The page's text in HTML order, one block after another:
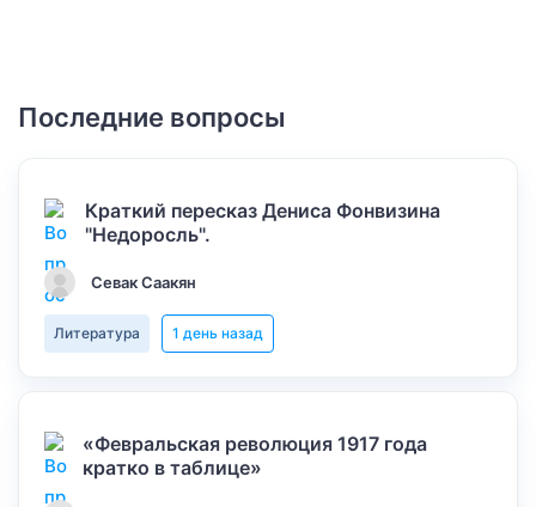
Последние вопросы
Краткий пересказ Дениса Фонвизина
"Недоросль".
Севак Саакян
Литература 1 день назад
«Февральская революция 1917 года
кратко в таблице»